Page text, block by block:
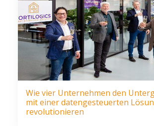
Wie vier Unternehmen den
mit einer datengesteuerten
revolutionieren